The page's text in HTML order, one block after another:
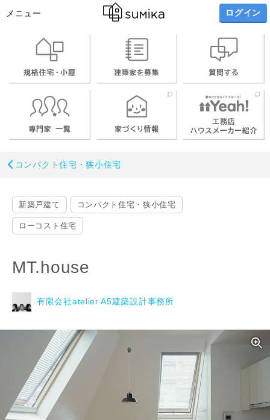
メニュー ログイン
コンパクト住宅・狭小住宅
新築戸建て コンパクト住宅・狭小住宅
ローコスト住宅
MT.house
有限会社atelier A5建築設計事務所